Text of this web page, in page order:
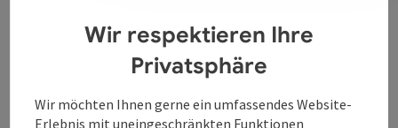
KontaktWir respektieren Ihre
Privatsphäre
Wir möchten Ihnen gerne ein umfassendes Website-
Erlebnis mit uneingeschränkten Funktionen